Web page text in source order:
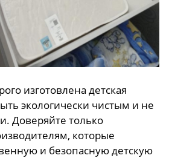
изготовлена детская
экологически чистым и не
Доверяйте только
которые
и безопасную детскую